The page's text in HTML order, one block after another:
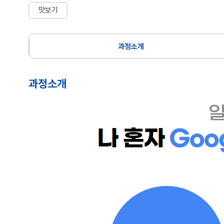
맛보기
과정소개
과정소개